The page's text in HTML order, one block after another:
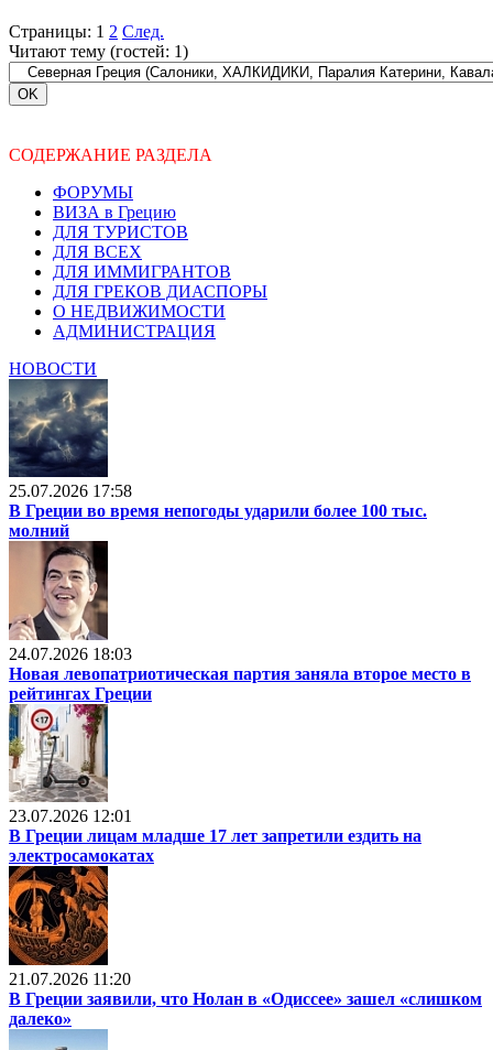
Страницы: 1 2 След.
Читают тему (гостей: 1)
СОДЕРЖАНИЕ РАЗДЕЛА
ФОРУМЫ
ВИЗА в Грецию
ДЛЯ ТУРИСТОВ
ДЛЯ ВСЕХ
ДЛЯ ИММИГРАНТОВ
ДЛЯ ГРЕКОВ ДИАСПОРЫ
О НЕДВИЖИМОСТИ
АДМИНИСТРАЦИЯ
НОВОСТИ
25.07.2026 17:58
В Греции во время непогоды ударили более 100 тыс.
молний
24.07.2026 18:03
Новая левопатриотическая партия заняла второе место в
рейтингах Греции
23.07.2026 12:01
В Греции лицам младше 17 лет запретили ездить на
электросамокатах
21.07.2026 11:20
В Греции заявили, что Нолан в «Одиссее» зашел «слишком
далеко»